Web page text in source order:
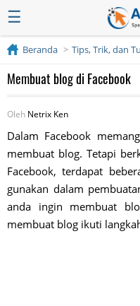
☰
Beranda Tips, Trik, dan
Membuat blog di Facebook
Oleh Netrix Ken
Dalam Facebook
membuat blog. Tetapi
Facebook, terdapat
gunakan dalam
anda ingin membuat
membuat blog ikuti